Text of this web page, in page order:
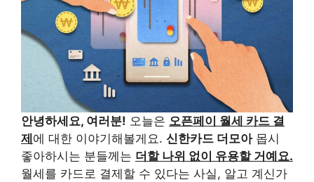
안녕하세요, 여러분! 오늘은 오픈페이 월세 카드 결
제 에 대한 이야기해볼게요. 신한카드 더모아몹시
좋아하시는 분들께는 더할 나위 없이 유용할 거예요.
월세를 카드로 결제할 수 있다는 사실, 알고 계신가